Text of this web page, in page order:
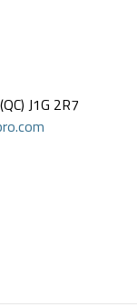
J1G 2R7